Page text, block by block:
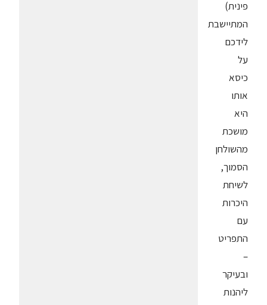
פינית)
המתיישבת
לידכם
על
כיסא
אותו
היא
מושכת
מהשולחן
הסמוך,
לשיחת
היכרות
עם
התפריט
–
ובעיקר
ליהנות